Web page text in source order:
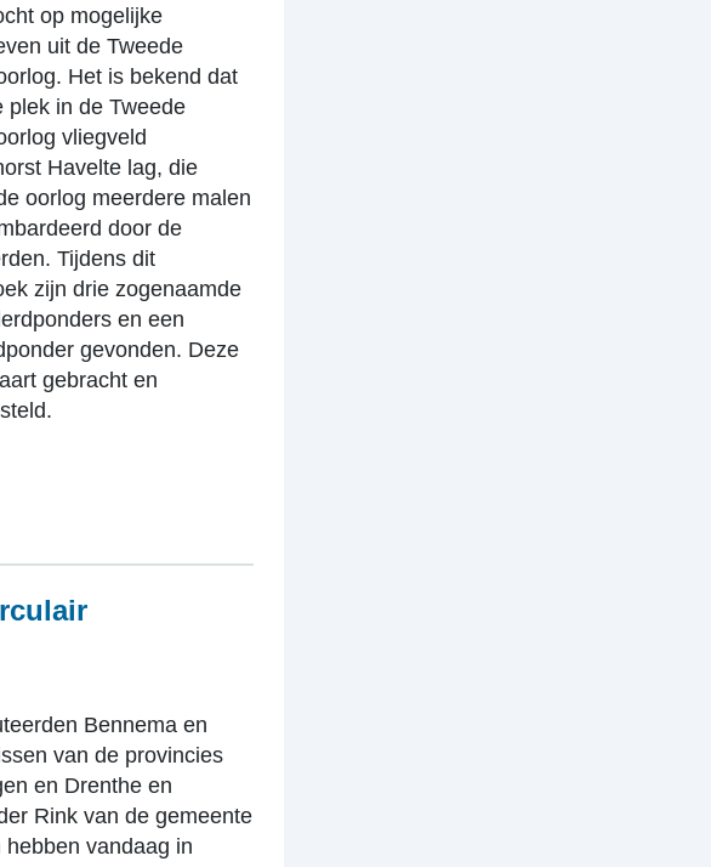
op mogelijke
uit de Tweede
Het is bekend dat
plek in de Tweede
vliegveld
Havelte lag, die
oorlog meerdere malen
door de
Tijdens dit
zijn drie zogenaamde
en een
gevonden. Deze
gebracht en
Bennema en
van de provincies
en Drenthe en
Rink van de gemeente
hebben vandaag in